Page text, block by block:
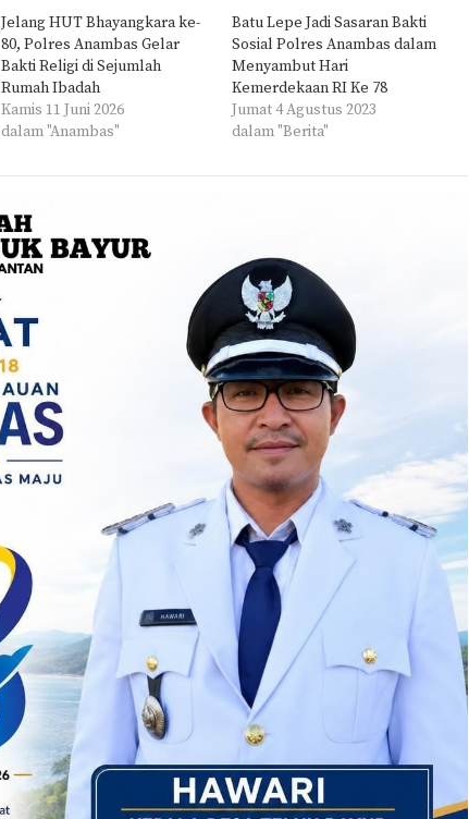
Jelang HUT Bhayangkara ke-
80, Polres Anambas Gelar
Bakti Religi di Sejumlah
Rumah Ibadah
Kamis 11 Juni 2026
dalam "Anambas"
Batu Lepe Jadi Sasaran Bakti
Sosial Polres Anambas dalam
Menyambut Hari
Kemerdekaan RI Ke 78
Jumat 4 Agustus 2023
dalam "Berita"